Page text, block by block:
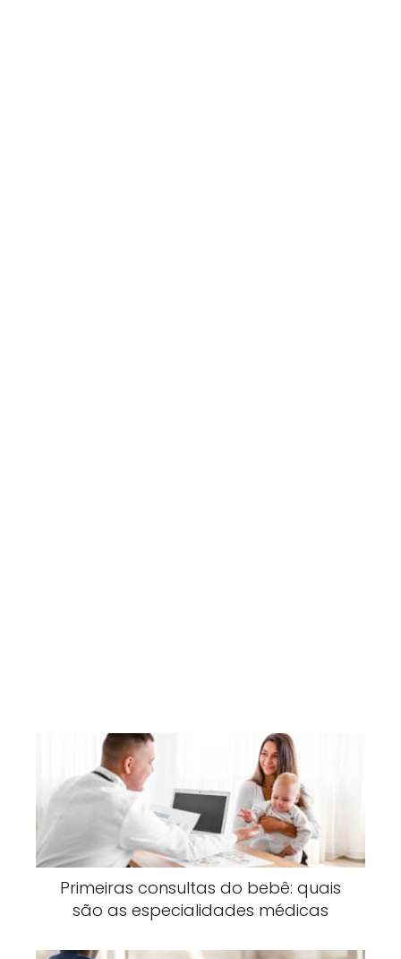
Primeiras consultas do bebê: quais
são as especialidades médicas